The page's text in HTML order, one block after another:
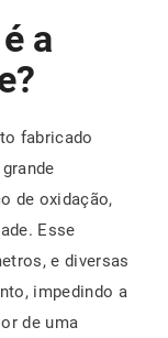
a
fabricado
de oxidação,
Esse
e diversas
impedindo a
de uma